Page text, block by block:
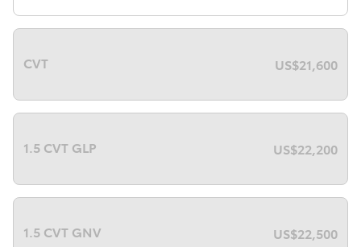
CVT US$21,600
1.5 CVT GLP US$22,200
1.5 CVT GNV US$22,500